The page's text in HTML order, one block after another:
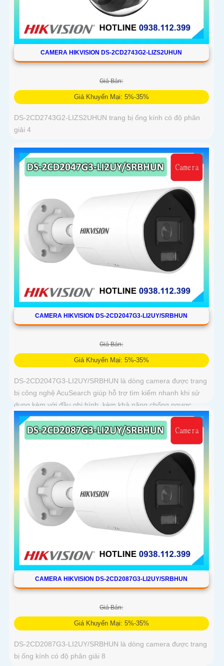
CAMERA HIKVISION DS-2CD2743G2-LIZS2UHUN
Giá Bán:
Giá Khuyến Mại: 5%-35%
DS-2CD2743G2-LIZS2UHUN trang bị ống kính có độ phân
giải 4
CAMERA HIKVISION DS-2CD2047G3-LI2UY/SRBHUN
Giá Bán:
Giá Khuyến Mại: 5%-35%
DS-2CD2047G3-LI2UY/SRBHUN là dòng camera được trang
bị công nghệ AcuSearch giúp hỗ trợ tìm kiếm nhanh khi sử
dụng kèm với đầu ghi hình, kèm khả năng chống ngược
sáng WDR 130dB, trang bị micro kép và loa hỗ trợ đàm thoại
2 chiều, ống kính 4
CAMERA HIKVISION DS-2CD2087G3-LI2UY/SRBHUN
Giá Bán:
Giá Khuyến Mại: 5%-35%
DS-2CD2087G3-LI2UY/SRBHUN là dòng camera được trang
bị ống kính có độ phân giải 8